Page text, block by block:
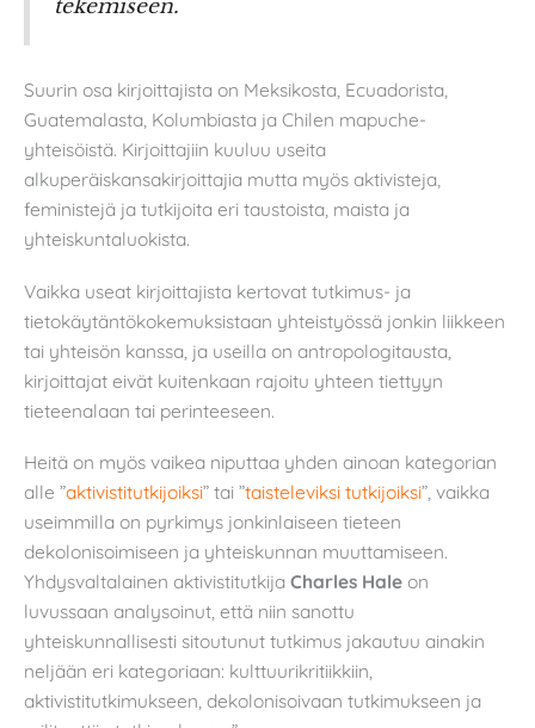
tekemiseen.
Suurin osa kirjoittajista on Meksikosta, Ecuadorista,
Guatemalasta, Kolumbiasta ja Chilen mapuche-
yhteisöistä. Kirjoittajiin kuuluu useita
alkuperäiskansakirjoittajia mutta myös aktivisteja,
feministejä ja tutkijoita eri taustoista, maista ja
yhteiskuntaluokista.
Vaikka useat kirjoittajista kertovat tutkimus- ja
tietokäytäntökokemuksistaan yhteistyössä jonkin liikkeen
tai yhteisön kanssa, ja useilla on antropologitausta,
kirjoittajat eivät kuitenkaan rajoitu yhteen tiettyyn
tieteenalaan tai perinteeseen.
Heitä on myös vaikea niputtaa yhden ainoan kategorian
alle ”aktivistitutkijoiksi” tai ”taisteleviksi tutkijoiksi”, vaikka
useimmilla on pyrkimys jonkinlaiseen tieteen
dekolonisoimiseen ja yhteiskunnan muuttamiseen.
Yhdysvaltalainen aktivistitutkija Charles Hale on
luvussaan analysoinut, että niin sanottu
yhteiskunnallisesti sitoutunut tutkimus jakautuu ainakin
neljään eri kategoriaan: kulttuurikritiikkiin,
aktivistitutkimukseen, dekolonisoivaan tutkimukseen ja